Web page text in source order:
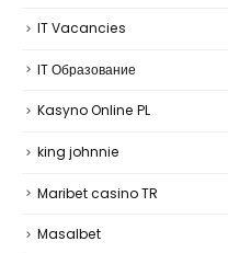
IT Vacancies
IT Образование
Kasyno Online PL
king johnnie
Maribet casino TR
Masalbet